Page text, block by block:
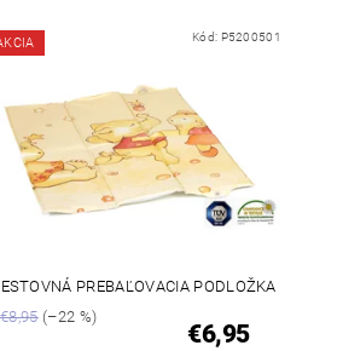
Kód: P5200501
PREBAĽOVACIA PODLOŽKA
€8,95(–22 %)
€6,95